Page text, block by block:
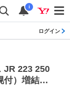
i
ログイン
JR 223 250
付）増結セ